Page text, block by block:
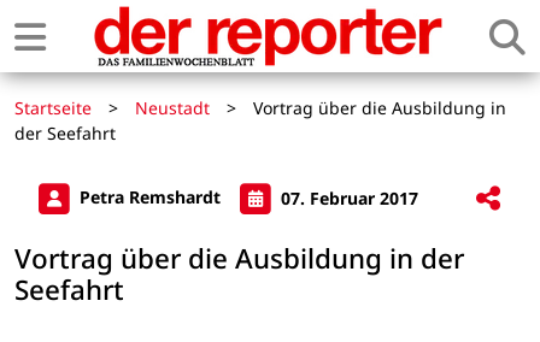
Startseite > Neustadt >
Vortrag über die Ausbildung in
der Seefahrt
Petra Remshardt 07. Februar 2017
Vortrag über die Ausbildung in der
Seefahrt